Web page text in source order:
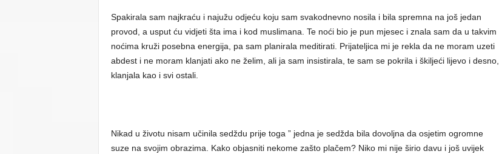
Spakirala sam najkraću i najužu odjeću koju sam svakodnevno nosila i bila spremna na još jedan
provod, a usput ću vidjeti šta ima i kod muslimana. Te noći bio je pun mjesec i znala sam da u takvim
noćima kruži posebna energija, pa sam planirala meditirati. Prijateljica mi je rekla da ne moram uzeti
abdest i ne moram klanjati ako ne želim, ali ja sam insistirala, te sam se pokrila i škiljeći lijevo i desno,
klanjala kao i svi ostali.
Nikad u životu nisam učinila sedždu prije toga ” jedna je sedžda bila dovoljna da osjetim ogromne
suze na svojim obrazima. Kako objasniti nekome zašto plačem? Niko mi nije širio davu i još uvijek